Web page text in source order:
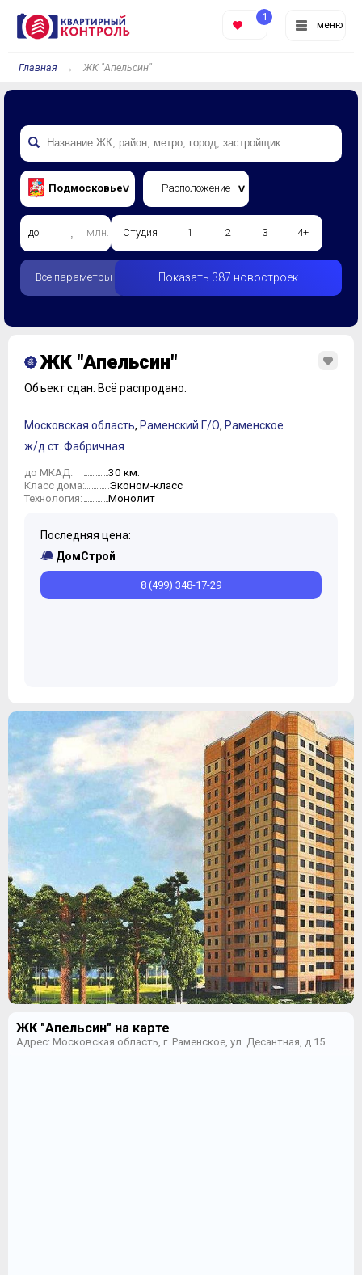
меню
1
Главная ЖК "Апельсин"
Подмосковье Расположение
до млн. Студия 1 2 3 4+
Все параметры Показать 387 новостроек
ЖК "Апельсин"
Объект сдан. Всё распродано.
Московская область, Раменский Г/О, Раменское
ж/д ст. Фабричная
до МКАД: 30 км.
Класс дома: Эконом-класс
Технология: Монолит
Последняя цена:
ДомСтрой
8 (499) 348-17-29
ЖК "Апельсин" на карте
Адрес: Московская область, г. Раменское, ул. Десантная, д.15